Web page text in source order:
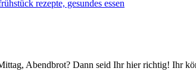
Abendbrot? Dann seid Ihr hier richtig! Ihr